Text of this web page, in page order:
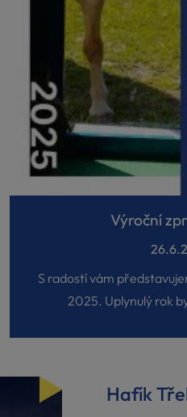
Výroční
S radostí vám
2025. Uplynulý rok
Hafík